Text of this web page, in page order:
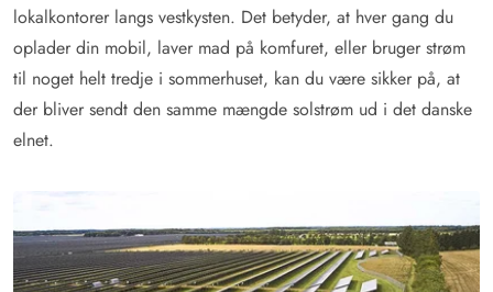
lokalkontorer langs vestkysten. Det betyder, at hver gang du
oplader din mobil, laver mad på komfuret, eller bruger strøm
til noget helt tredje i sommerhuset, kan du være sikker på, at
der bliver sendt den samme mængde solstrøm ud i det danske
elnet.